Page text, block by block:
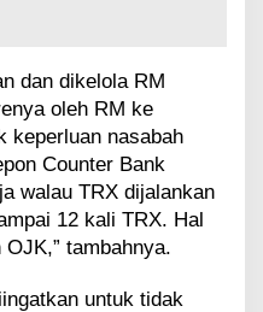
dan dikelola RM
oleh RM ke
keperluan nasabah
Counter Bank
walau TRX dijalankan
12 kali TRX. Hal
tambahnya.
untuk tidak